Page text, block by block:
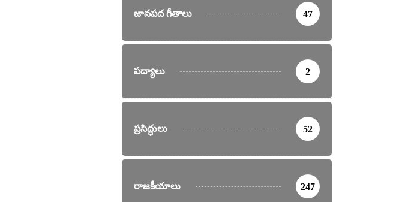
జానపద గీతాలు 47
పద్యాలు 2
ప్రసిద్ధులు 52
రాజకీయాలు 247